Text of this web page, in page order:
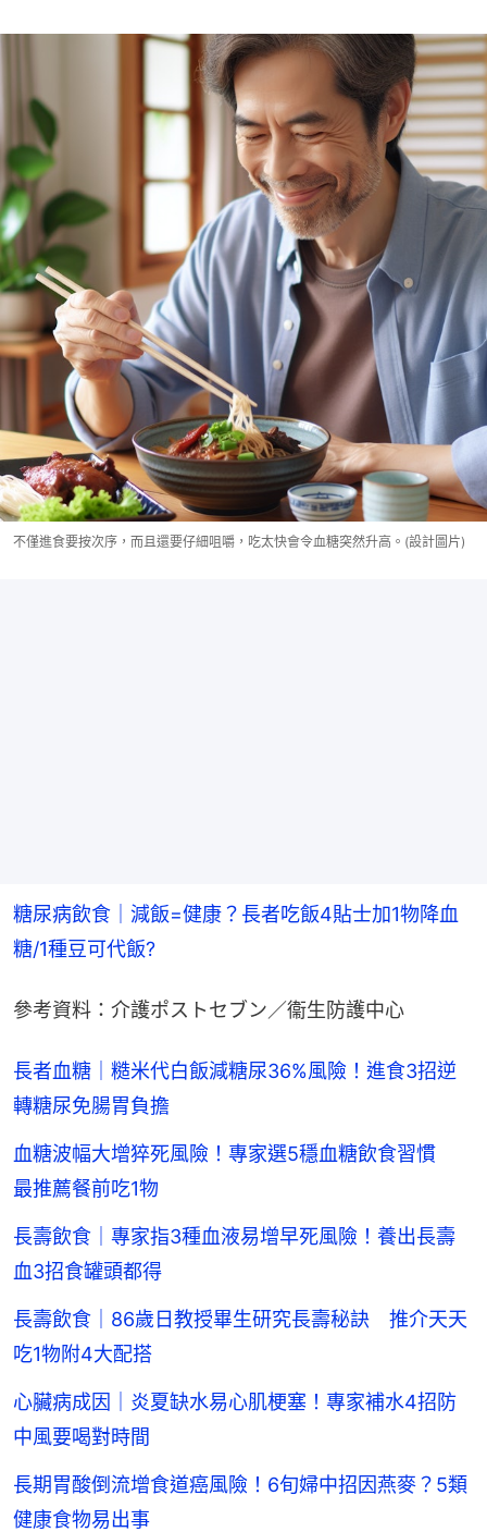
不僅進食要按次序，而且還要仔細咀嚼，吃太快會令血糖突然升高。(設計圖片)
糖尿病飲食｜減飯=健康？長者吃飯4貼士加1物降血
糖/1種豆可代飯?
參考資料：介護ポストセブン／衞生防護中心
長者血糖｜糙米代白飯減糖尿36%風險！進食3招逆
轉糖尿免腸胃負擔
血糖波幅大增猝死風險！專家選5穩血糖飲食習慣
最推薦餐前吃1物
長壽飲食｜專家指3種血液易增早死風險！養出長壽
血3招食罐頭都得
長壽飲食｜86歲日教授畢生研究長壽秘訣 推介天天
吃1物附4大配搭
心臟病成因｜炎夏缺水易心肌梗塞！專家補水4招防
中風要喝對時間
長期胃酸倒流增食道癌風險！6旬婦中招因燕麥？5類
健康食物易出事